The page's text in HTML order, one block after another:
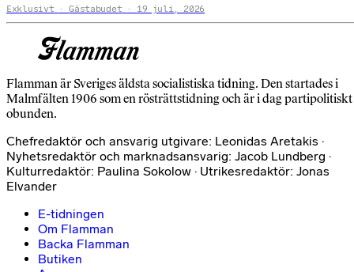
Exklusivt Gästabudet 19 juli, 2026
Flamman är Sveriges äldsta socialistiska tidning. Den startades i
Malmfälten 1906 som en rösträttstidning och är i dag partipolitiskt
obunden.
Chefredaktör och ansvarig utgivare: Leonidas Aretakis ·
Nyhetsredaktör och marknadsansvarig: Jacob Lundberg ·
Kulturredaktör: Paulina Sokolow · Utrikesredaktör: Jonas
Elvander
E-tidningen
Om Flamman
Backa Flamman
Butiken